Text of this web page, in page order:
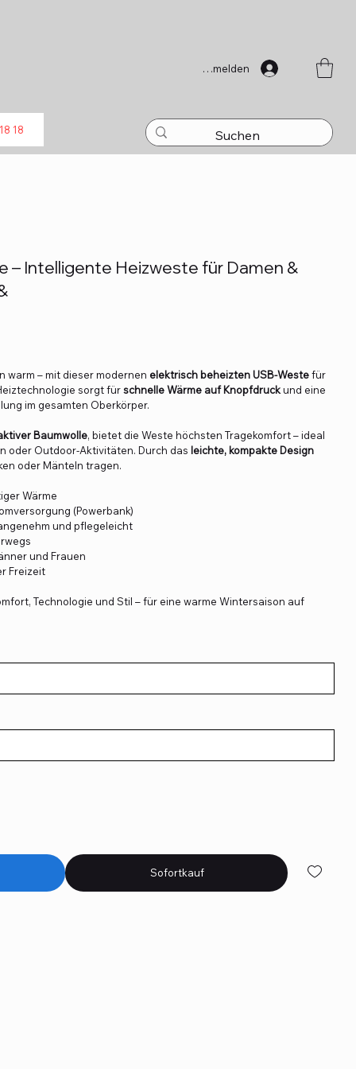
18
Anmelden
– Intelligente Heizweste für Damen &
warm – mit dieser modernen elektrisch beheizten USB-Westefür
sorgt fürschnelle Wärme auf Knopfdruckund eine
im gesamten Oberkörper.
Baumwolle, bietet die Weste höchsten Tragekomfort – ideal
oder Outdoor-Aktivitäten. Durch das leichte, kompakte Design
oder Mänteln tragen.
Wärme
(Powerbank)
und pflegeleicht
und Frauen
Freizeit
Technologie und Stil – für eine warme Wintersaison auf
Sofortkauf